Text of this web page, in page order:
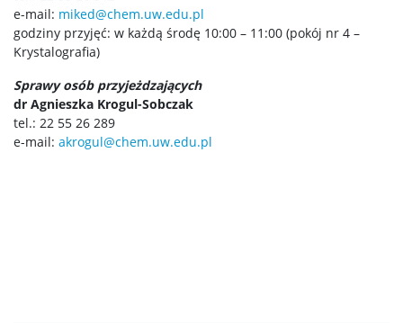
Chemia II stopnia
Chemia stosowana II stopnia
e-mail: miked@chem.uw.edu.pl
godziny przyjęć: w każdą środę 10:00 – 11:00 (pokój nr 4 –
Krystalografia)
Sprawy osób przyjeżdzających
dr Agnieszka Krogul-Sobczak
tel.: 22 55 26 289
e-mail: akrogul@chem.uw.edu.pl